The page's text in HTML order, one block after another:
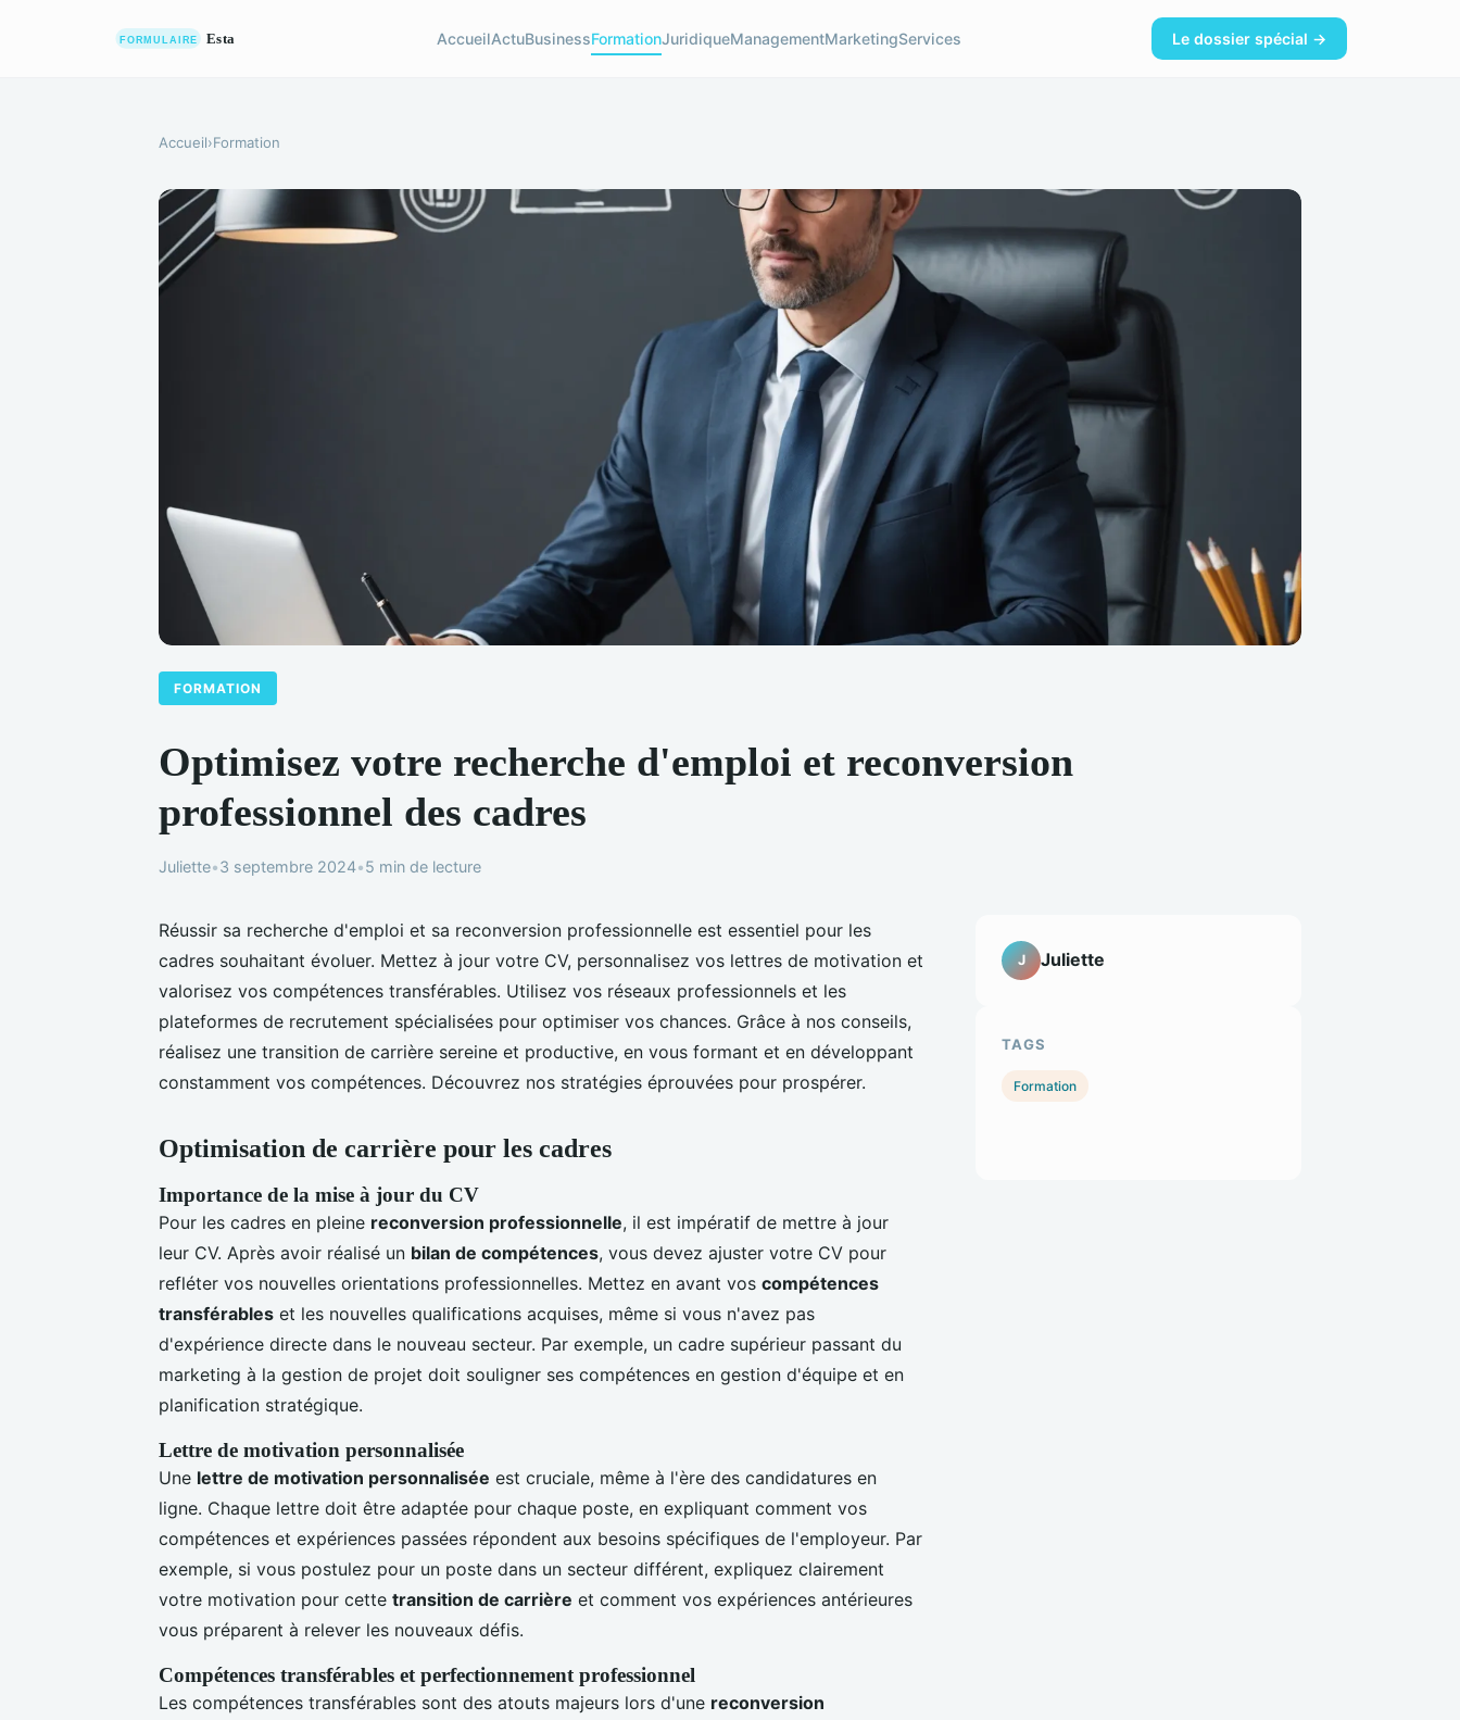
AccueilActuBusinessFormationJuridiqueManagementMarketingServices Le dossier spécial →
Accueil›Formation
FORMATION
Optimisez votre recherche d'emploi et reconversion
professionnel des cadres
Juliette•3 septembre 2024•5 min de lecture
Réussir sa recherche d'emploi et sa reconversion professionnelle est essentiel pour les
cadres souhaitant évoluer. Mettez à jour votre CV, personnalisez vos lettres de motivation et
valorisez vos compétences transférables. Utilisez vos réseaux professionnels et les
plateformes de recrutement spécialisées pour optimiser vos chances. Grâce à nos conseils,
réalisez une transition de carrière sereine et productive, en vous formant et en développant
constamment vos compétences. Découvrez nos stratégies éprouvées pour prospérer.
Optimisation de carrière pour les cadres
Importance de la mise à jour du CV
Pour les cadres en pleine reconversion professionnelle, il est impératif de mettre à jour
leur CV. Après avoir réalisé un bilan de compétences, vous devez ajuster votre CV pour
refléter vos nouvelles orientations professionnelles. Mettez en avant vos compétences
transférables et les nouvelles qualifications acquises, même si vous n'avez pas
d'expérience directe dans le nouveau secteur. Par exemple, un cadre supérieur passant du
marketing à la gestion de projet doit souligner ses compétences en gestion d'équipe et en
planification stratégique.
Lettre de motivation personnalisée
Une lettre de motivation personnalisée est cruciale, même à l'ère des candidatures en
ligne. Chaque lettre doit être adaptée pour chaque poste, en expliquant comment vos
compétences et expériences passées répondent aux besoins spécifiques de l'employeur. Par
exemple, si vous postulez pour un poste dans un secteur différent, expliquez clairement
votre motivation pour cette transition de carrière et comment vos expériences antérieures
vous préparent à relever les nouveaux défis.
Compétences transférables et perfectionnement professionnel
Les compétences transférables sont des atouts majeurs lors d'une reconversion
J Juliette
TAGS
Formation